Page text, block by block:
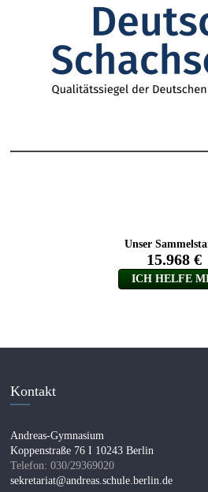
Kontakt
Andreas-Gymnasium
Koppenstraße 76 I 10243 Berlin
Telefon: 030/29369020
sekretariat@andreas.schule.berlin.de